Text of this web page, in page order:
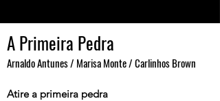
A Primeira Pedra
Arnaldo Antunes / Marisa Monte / Carlinhos Brown
Atire a primeira pedra